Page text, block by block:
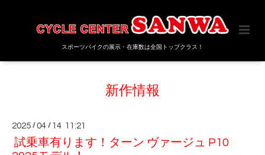
スポーツバイクの展示・在庫数は全国トップクラス！
新作情報
2025 /04 / 14 11:21
試乗車有ります！ターン ヴァージュ P10